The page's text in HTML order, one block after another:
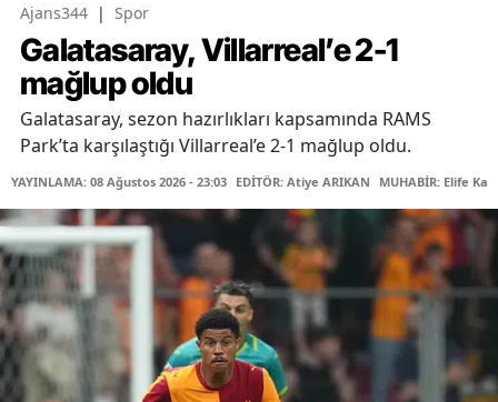
Ajans344 | Spor
Galatasaray, Villarreal’e 2-1
mağlup oldu
Galatasaray, sezon hazırlıkları kapsamında RAMS
Park’ta karşılaştığı Villarreal’e 2-1 mağlup oldu.
YAYINLAMA: 08 Ağustos 2026 - 23:03 EDİTÖR: Atiye ARIKAN MUHABİR: Elife